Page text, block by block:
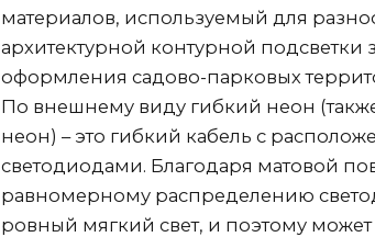
материалов, используемый для
архитектурной контурной подсветки
оформления садово-парковых
По внешнему виду гибкий неон
неон) – это гибкий кабель с
светодиодами. Благодаря матовой
равномерному распределению
ровный мягкий свет, и поэтому